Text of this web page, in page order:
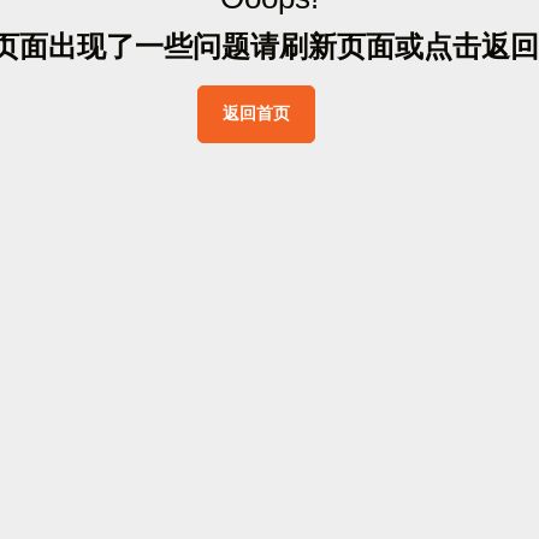
面出现了一些问题请刷新页面或点击返 回
返回首页